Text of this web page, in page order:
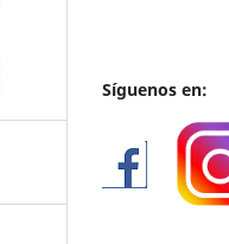
Síguenos en: